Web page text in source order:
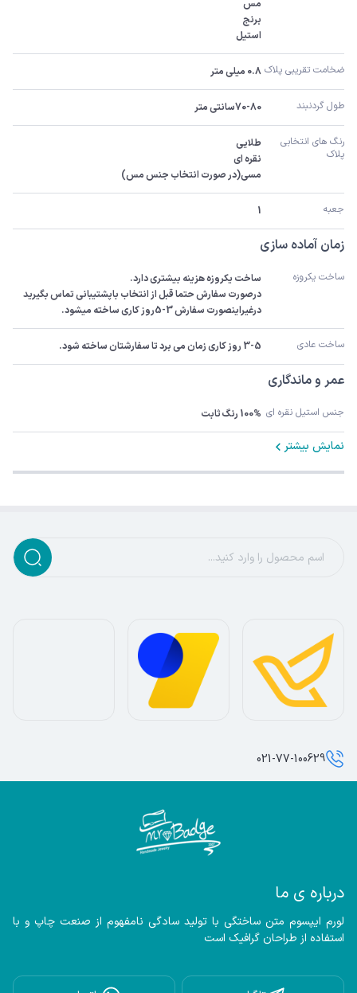
استیل
ضخامت تقریبی پلاک 0.8 میلی متر
طول گردنبند 70-80سانتی متر
پلاک
مسی(در صورت انتخاب جنس مس)
جعبه 1
زمان آماده سازی
ساخت یکروزه
درغیراینصورت سفارش 3-5روز کاری ساخته میشود.
ساخت عادی 3-5 روز کاری زمان می برد تا سفارشتان ساخته شود.
عمر و ماندگاری
جنس استیل نقره ای 100% رنگ ثابت
نمایش بیشتر
درباره ی ما
استفاده از طراحان گرافیک است
021-77-100629